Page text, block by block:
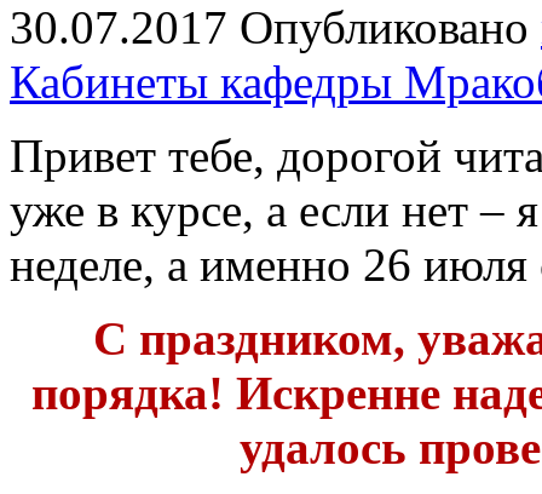
30.07.2017 Опубликовано
Кабинеты кафедры
Привет тебе, дорогой
уже в курсе, а если нет –
неделе, а именно 26 июля
С праздником,
порядка! Искренне
удалось